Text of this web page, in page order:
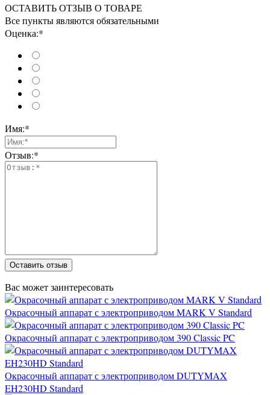
ОСТАВИТЬ ОТЗЫВ О ТОВАРЕ
Все пункты являются обязательными
Оценка:*
Имя:*
Отзыв:*
Оставить отзыв
Вас может заинтересовать
Окрасочный аппарат с электроприводом MARK V Standard
Окрасочный аппарат с электроприводом 390 Classic PC
Окрасочный аппарат с электроприводом DUTYMAX
EH230HD Standard